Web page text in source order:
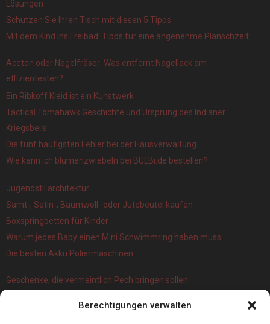
Berechtigungen verwalten
Lösungen
Schützen Sie Ihren Tisch mit diesen 5 Tipps
Mit dem Kind ins Freibad: Tipps für eine angenehme Planschzeit
Aceton oder Nagelfräser: Was entfernt Nagellack am
effizientesten?
Ein Ribkoff Kleid ist ein Kunstwerk
Tactical Tomahawk Geschichte und Ursprung des Indianer
Kriegsbeils
Die fünf häufigsten Fehler bei der Hausverwaltung
Wie kann ich blumenzwiebeln bei BULBi.de bestellen?
Jugendstil architektur
Samt-, Satin-, Baumwoll- oder Jutebeutel kaufen
Boxspringbetten für Kinder
Warum jedes Baby einen Mini Schwimmring haben muss
Die besten Akku Poliermaschinen
Geschenke, die vermeintlich Pech bringen sollen
Die 5 Wichtigsten Vorteile Eines Infrarot Dörrautomat